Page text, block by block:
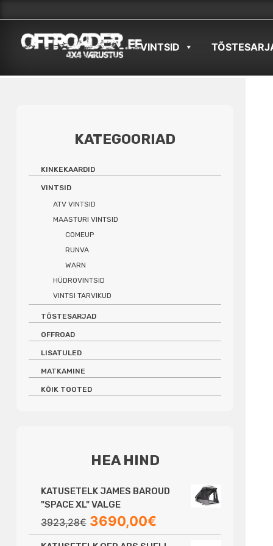
content
VINTSID
KATEGOORIAD
KINKEKAARDID
VINTSID
ATV VINTSID
MAASTURI VINTSID
COMEUP
RUNVA
WARN
HÜDROVINTSID
VINTSI TARVIKUD
TÕSTESARJAD
OFFROAD
LISATULED
MATKAMINE
KÕIK TOOTED
HEA HIND
KATUSETELK JAMES BAROUD
"SPACE XL" VALGE
3923,28€ Algne
hind
3690,00€Praegune
hind